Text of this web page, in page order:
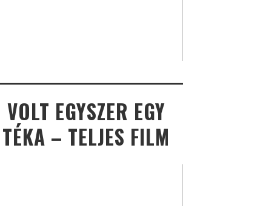
VOLT EGYSZER EGY
TÉKA – TELJES FILM